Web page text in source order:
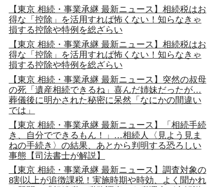
【東京 相続・事業承継 最新ニュース】相続税はお
得な「控除」を活用すれば怖くない！知らなきゃ
損する控除や特例を総ざらい
【東京 相続・事業承継 最新ニュース】相続税はお
得な「控除」を活用すれば怖くない！知らなきゃ
損する控除や特例を総ざらい
【東京 相続・事業承継 最新ニュース】突然の叔母
の死「遺産相続できるね」喜んだ姉妹だったが…
葬儀後に明かされた秘密に呆然「なにかの間違い
では」
【東京 相続・事業承継 最新ニュース】「相続手続
き、自分でできるもん！」…相続人〈見よう見ま
ねの手続き〉の結果、あとから判明する恐ろしい
事態【司法書士が解説】
【東京 相続・事業承継 最新ニュース】調査対象の
8割以上が追徴課税！実施時期や時効、よく聞かれ